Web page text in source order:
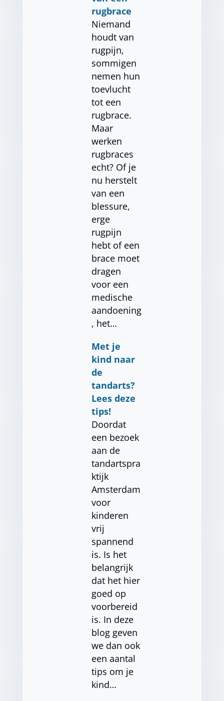
rugbrace
Niemand
houdt van
rugpijn,
sommigen
nemen hun
toevlucht
tot een
rugbrace.
Maar
werken
rugbraces
echt? Of je
nu herstelt
van een
blessure,
erge
rugpijn
hebt of een
brace moet
dragen
voor een
medische
aandoening
, het…
Met je
kind naar
de
tandarts?
Lees deze
tips!
Doordat
een bezoek
aan de
tandartspra
ktijk
Amsterdam
voor
kinderen
vrij
spannend
is. Is het
belangrijk
dat het hier
goed op
voorbereid
is. In deze
blog geven
we dan ook
een aantal
tips om je
kind…